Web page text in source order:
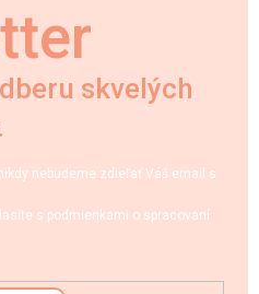
skvelých
nebudeme zdieľať Váš email s
s podmienkami o spracovaní